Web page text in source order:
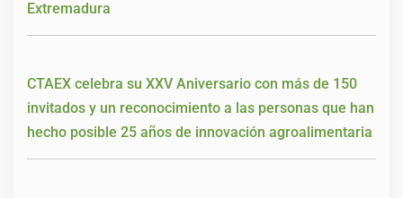
Extremadura
CTAEX celebra su XXV Aniversario con más de 150
invitados y un reconocimiento a las personas que han
hecho posible 25 años de innovación agroalimentaria